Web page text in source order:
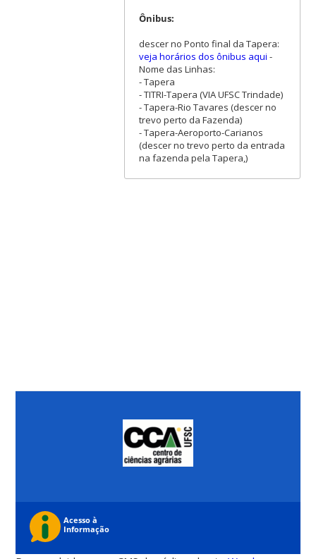
Ônibus:
descer no Ponto final da Tapera:
veja horários dos ônibus aqui -
Nome das Linhas:
- Tapera
- TITRI-Tapera (VIA UFSC Trindade)
- Tapera-Rio Tavares (descer no
trevo perto da Fazenda)
- Tapera-Aeroporto-Carianos
(descer no trevo perto da entrada
na fazenda pela Tapera,)